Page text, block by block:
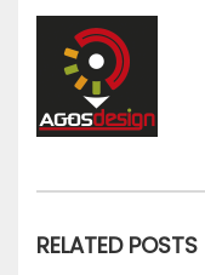
RELATED POSTS